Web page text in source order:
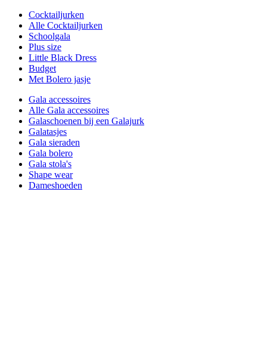
Cocktailjurken
Alle Cocktailjurken
Schoolgala
Plus size
Little Black Dress
Budget
Met Bolero jasje
Gala accessoires
Alle Gala accessoires
Galaschoenen bij een Galajurk
Galatasjes
Gala sieraden
Gala bolero
Gala stola's
Shape wear
Dameshoeden